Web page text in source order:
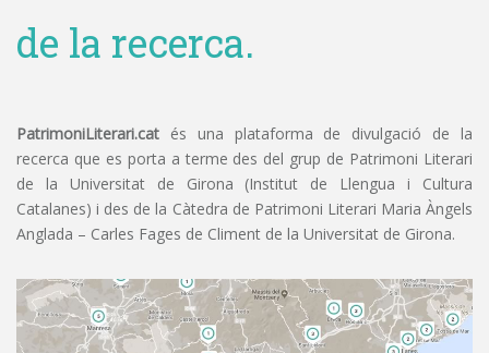
de la recerca.
PatrimoniLiterari.cat és una plataforma de divulgació de la
recerca que es porta a terme des del grup de Patrimoni Literari
de la Universitat de Girona (Institut de Llengua i Cultura
Catalanes) i des de la Càtedra de Patrimoni Literari Maria Àngels
Anglada – Carles Fages de Climent de la Universitat de Girona.